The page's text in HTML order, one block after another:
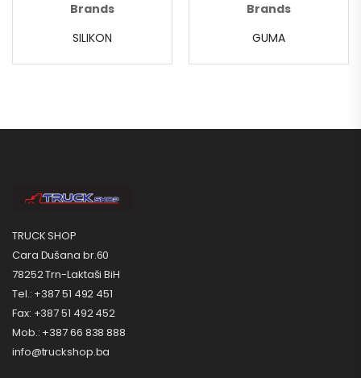
Brands
SILIKON
Brands
GUMA
TRUCK SHOP
Cara Dušana br.60
78252 Trn-Laktaši BiH
Tel.: +387 51 492 451
Fax: +387 51 492 452
Mob.: +387 66 838 888
info@truckshop.ba